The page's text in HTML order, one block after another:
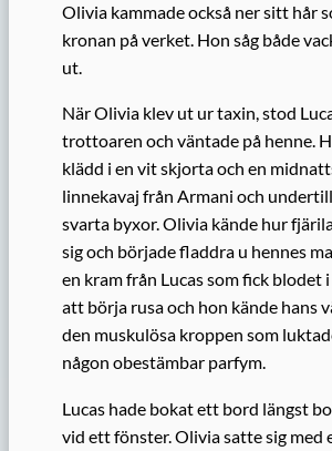
Olivia kammade också ner sitt hår
kronan på verket. Hon såg både
ut.
När Olivia klev ut ur taxin, stod
trottoaren och väntade på henne.
klädd i en vit skjorta och en
linnekavaj från Armani och
svarta byxor. Olivia kände hur
sig och började fladdra u hennes
en kram från Lucas som fick blodet
att börja rusa och hon kände hans
den muskulösa kroppen som
någon obestämbar parfym.
Lucas hade bokat ett bord längst
vid ett fönster. Olivia satte sig med